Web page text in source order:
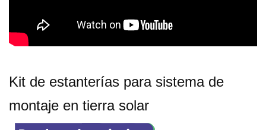
Kit de estanterías para sistema de
montaje en tierra solar